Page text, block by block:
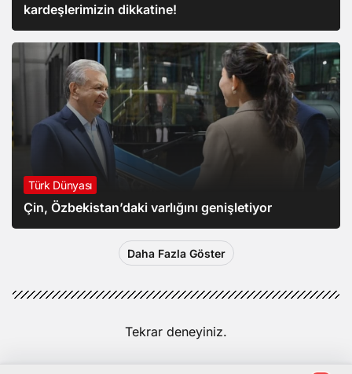
kardeşlerimizin dikkatine!
Türk Dünyası
Çin, Özbekistan’daki varlığını genişletiyor
Daha Fazla Göster
Tekrar deneyiniz.